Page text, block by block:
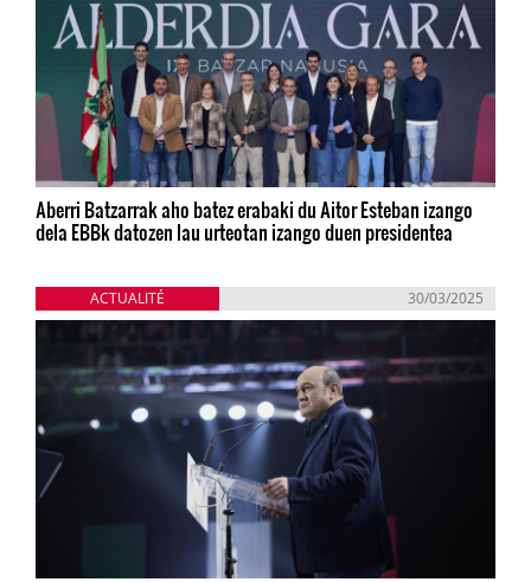
Aberri Batzarrak aho batez erabaki du Aitor Esteban izango
dela EBBk datozen lau urteotan izango duen presidentea
ACTUALITÉ 30/03/2025